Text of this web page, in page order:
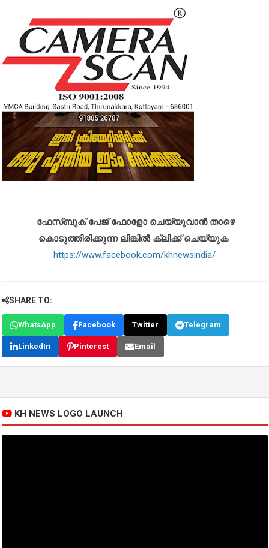
ഫേസ്ബുക് പേജ് ഫോളോ ചെയ്യുവാൻ താഴെ
കൊടുത്തിരിക്കുന്ന ലിങ്കിൽ ക്ലിക്ക് ചെയ്യുക
https://www.facebook.com/khnewsindia/
SHARE TO:
WhatsApp Facebook Twitter Telegram
LinkedIn Pinterest Email
KH NEWS LOGO LAUNCH